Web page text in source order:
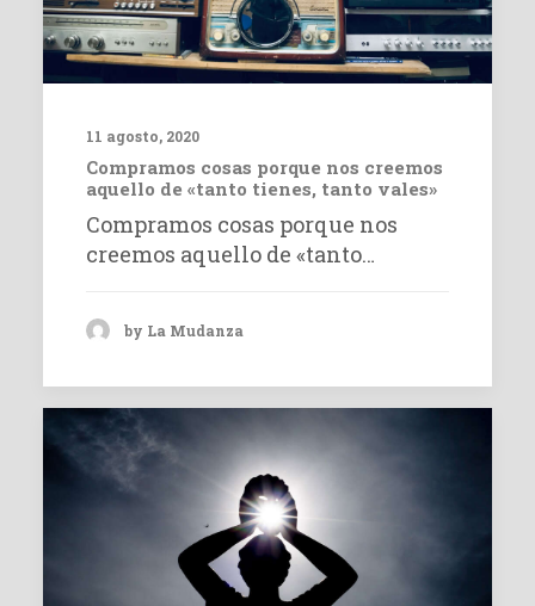
11 agosto, 2020
Compramos cosas porque nos creemos
aquello de «tanto tienes, tanto vales»
Compramos cosas porque nos
creemos aquello de «tanto…
by La Mudanza